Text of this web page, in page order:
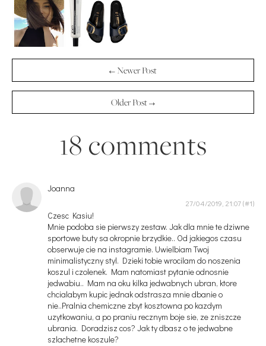
← Newer Post
Older Post →
18 comments
Joanna
27/04/2019, 21:07
Czesc Kasiu!
Mnie podoba sie pierwszy zestaw. Jak dla mnie te dziwne
sportowe buty sa okropnie brzydkie.. Od jakiegos czasu
obserwuje cie na instagramie. Uwielbiam Twoj
minimalistyczny styl. Dzieki tobie wrocilam do noszenia
koszul i czolenek. Mam natomiast pytanie odnosnie
jedwabiu.. Mam na oku kilka jedwabnych ubran, ktore
chcialabym kupic jednak odstrasza mnie dbanie o
nie..Pralnia chemiczne zbyt kosztowna po kazdym
uzytkowaniu, a po praniu recznym boje sie, ze zniszcze
ubrania. Doradzisz cos? Jak ty dbasz o te jedwabne
szlachetne koszule?